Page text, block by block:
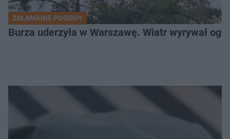
ZAŁAMANIE POGODY
Burza uderzyła w Warszawę. Wiatr wyrywał